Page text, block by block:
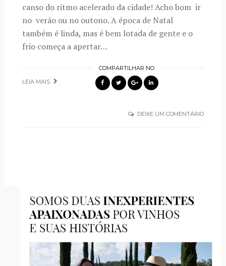
canso do ritmo acelerado da cidade! Acho bom ir
no verão ou no outono. A época de Natal
também é linda, mas é bem lotada de gente e o
frio começa a apertar…
LEIA MAIS
COMPARTILHAR NO
DEIXE UM COMENTÁRIO